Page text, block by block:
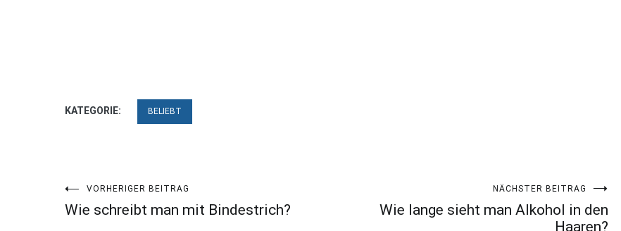
KATEGORIE: BELIEBT
Beitragsnavigation
VORHERIGER BEITRAG
Wie schreibt man mit Bindestrich?
NÄCHSTER BEITRAG
Wie lange sieht man Alkohol in den
Haaren?